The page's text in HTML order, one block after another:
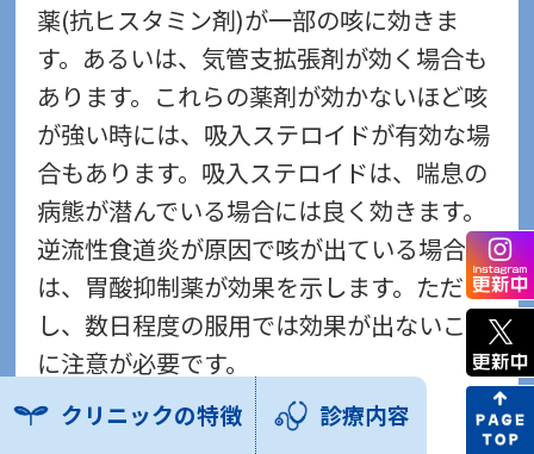
薬(抗ヒスタミン剤)が一部の咳に効きま
す。あるいは、気管支拡張剤が効く場合も
あります。これらの薬剤が効かないほど咳
が強い時には、吸入ステロイドが有効な場
合もあります。吸入ステロイドは、喘息の
病態が潜んでいる場合には良く効きます。
逆流性食道炎が原因で咳が出ている場合に
は、胃酸抑制薬が効果を示します。ただ
し、数日程度の服用では効果が出ないこと
に注意が必要です。
難治性慢性咳嗽に対する
クリニックの特徴 診療内容